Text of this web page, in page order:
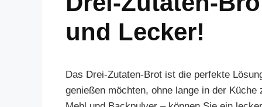
und Lecker!
Das Drei-Zutaten-Brot ist die perfekte
genießen möchten, ohne lange in der